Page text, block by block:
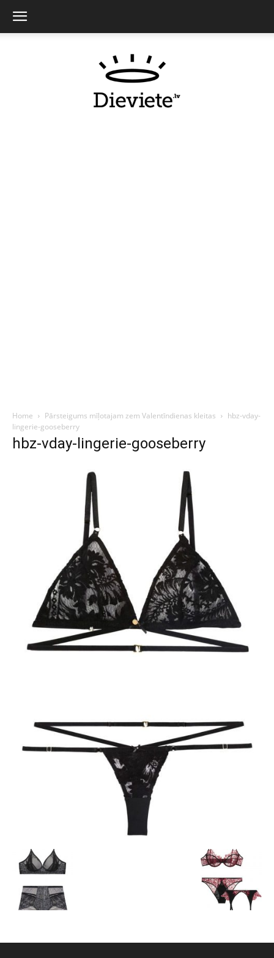
Home Pārsteigums mīļotajam zem Valentīndienas kleitas
hbz-vday-
lingerie-gooseberry
hbz-vday-lingerie-gooseberry